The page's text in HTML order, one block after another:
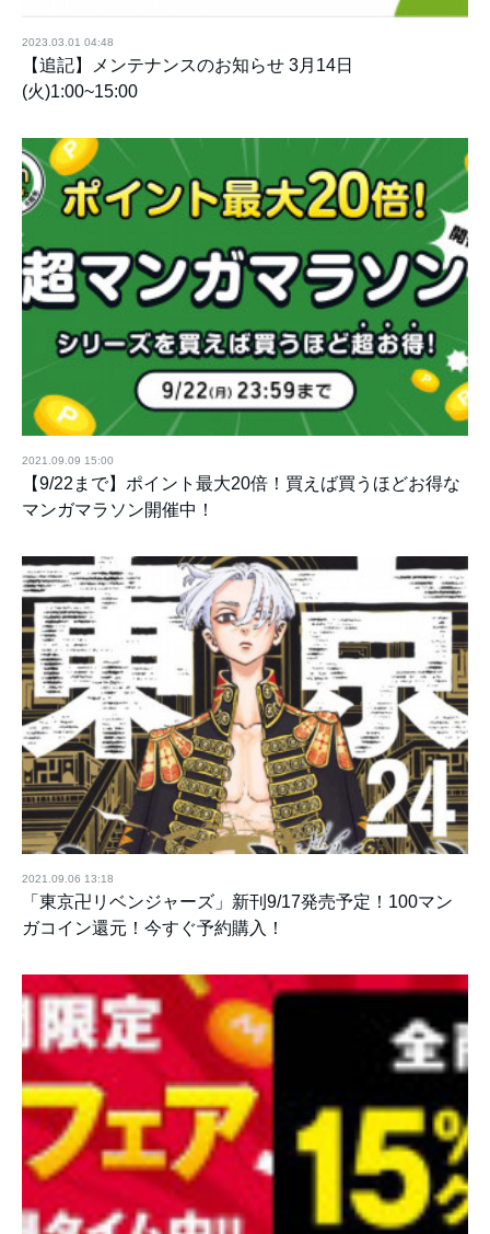
2023.03.01 04:48
【追記】メンテナンスのお知らせ 3月14日
(火)1:00~15:00
2021.09.09 15:00
【9/22まで】ポイント最大20倍！買えば買うほどお得な
マンガマラソン開催中！
2021.09.06 13:18
「東京卍リベンジャーズ」新刊9/17発売予定！100マン
ガコイン還元！今すぐ予約購入！